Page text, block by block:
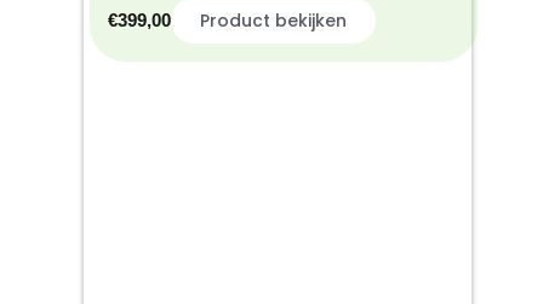
€399,00 Product bekijken